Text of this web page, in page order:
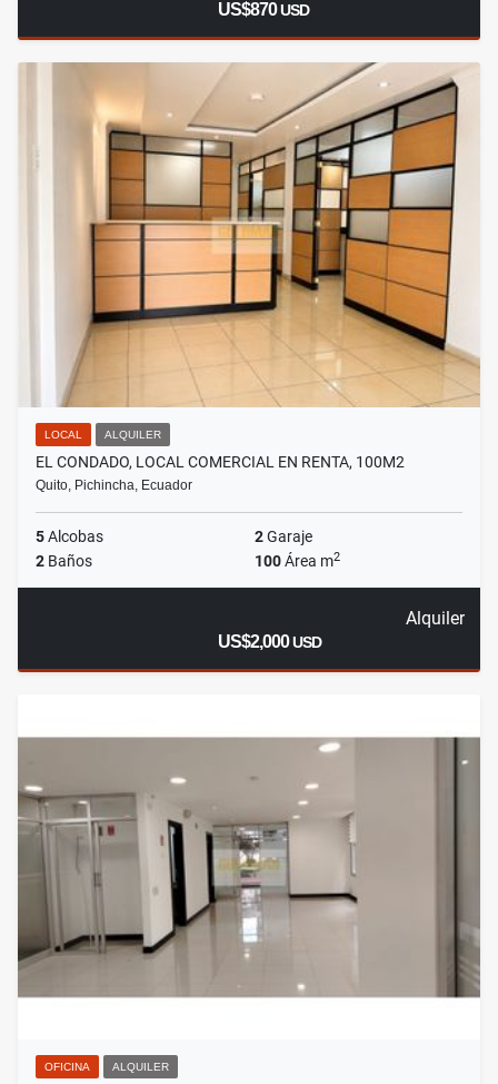
US$870USD
LOCAL ALQUILER
EL CONDADO, LOCAL COMERCIAL EN RENTA, 100M2
Quito, Pichincha, Ecuador
5Alcobas 2Garaje
2 Baños 100Área m2
Alquiler
US$2,000USD
OFICINA ALQUILER